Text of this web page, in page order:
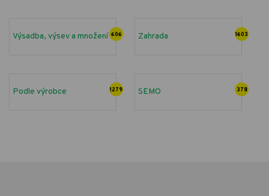
Výsadba, výsev a množení 606 Zahrada 1603
Podle výrobce 1279 SEMO 378